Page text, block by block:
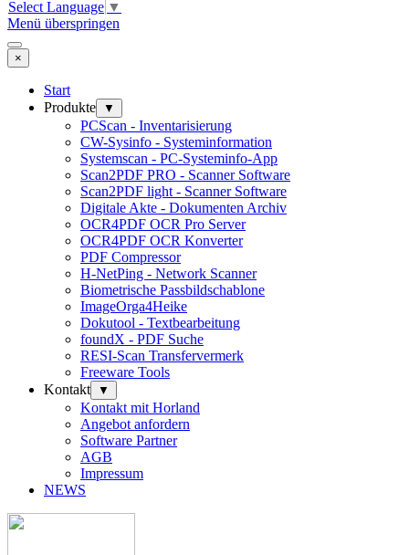
Select Language ▼
Menü überspringen
×
Start
Produkte
▼
PCScan - Inventarisierung
CW-Sysinfo - Systeminformation
Systemscan - PC-Systeminfo-App
Scan2PDF PRO - Scanner Software
Scan2PDF light - Scanner Software
Digitale Akte - Dokumenten Archiv
OCR4PDF OCR Pro Server
OCR4PDF OCR Konverter
PDF Compressor
H-NetPing - Network Scanner
Biometrische Passbildschablone
ImageOrga4Heike
Dokutool - Textbearbeitung
foundX - PDF Suche
RESI-Scan Transfervermerk
Freeware Tools
Kontakt
▼
Kontakt mit Horland
Angebot anfordern
Software Partner
AGB
Impressum
NEWS